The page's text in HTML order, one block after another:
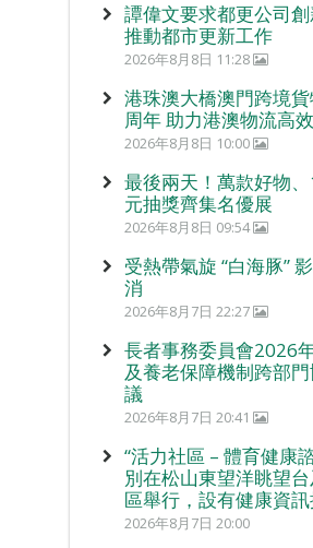
譚偉文要求都更公司
推動都市更新工作
2026年8月8日 11:28
港珠澳大橋澳門跨境
周年 助力港澳物流高
2026年8月8日 10:00
最後兩天！萬款好物
元抽獎齊集名優展
2026年8月8日 09:54
受熱帶氣旋 “白海豚”
消
2026年8月7日 22:27
長者事務委員會2026
及養老保障機制跨部
議
2026年8月7日 20:41
“活力社區 – 體育健康
別在松山東望洋眺望
區舉行，設有健康資
2026年8月7日 20:00